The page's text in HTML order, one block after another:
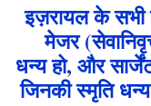
इज़रायल के सभी
मेजर
धन्य हो, और
जिनकी स्मृति